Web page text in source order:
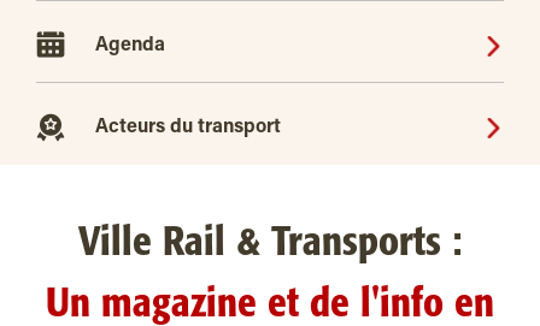
Agenda
Acteurs du transport
Ville Rail & Transports :
Un magazine et de l'info en